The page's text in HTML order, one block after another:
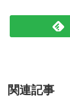
関連記事